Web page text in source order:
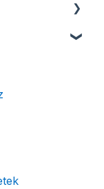
első lépések